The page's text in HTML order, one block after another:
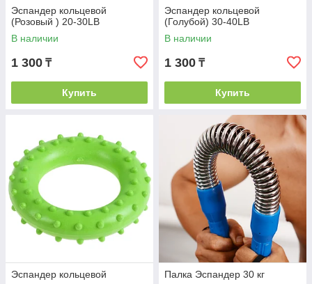
Эспандер кольцевой
(Розовый ) 20-30LB
В наличии
1 300 ₸
Купить
Эспандер кольцевой
(Голубой) 30-40LB
В наличии
1 300 ₸
Купить
Эспандер кольцевой
Палка Эспандер 30 кг